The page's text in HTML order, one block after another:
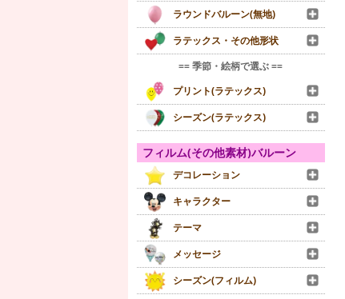
ラウンドバルーン(無地)
ラテックス・その他形状
== 季節・絵柄で選ぶ ==
プリント(ラテックス)
シーズン(ラテックス)
フィルム(その他素材)バルーン
デコレーション
キャラクター
テーマ
メッセージ
シーズン(フィルム)